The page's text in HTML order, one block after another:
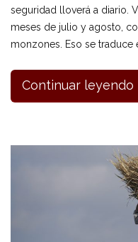
seguridad lloverá a diario.
meses de julio y agosto,
monzones. Eso se traduce
Continuar